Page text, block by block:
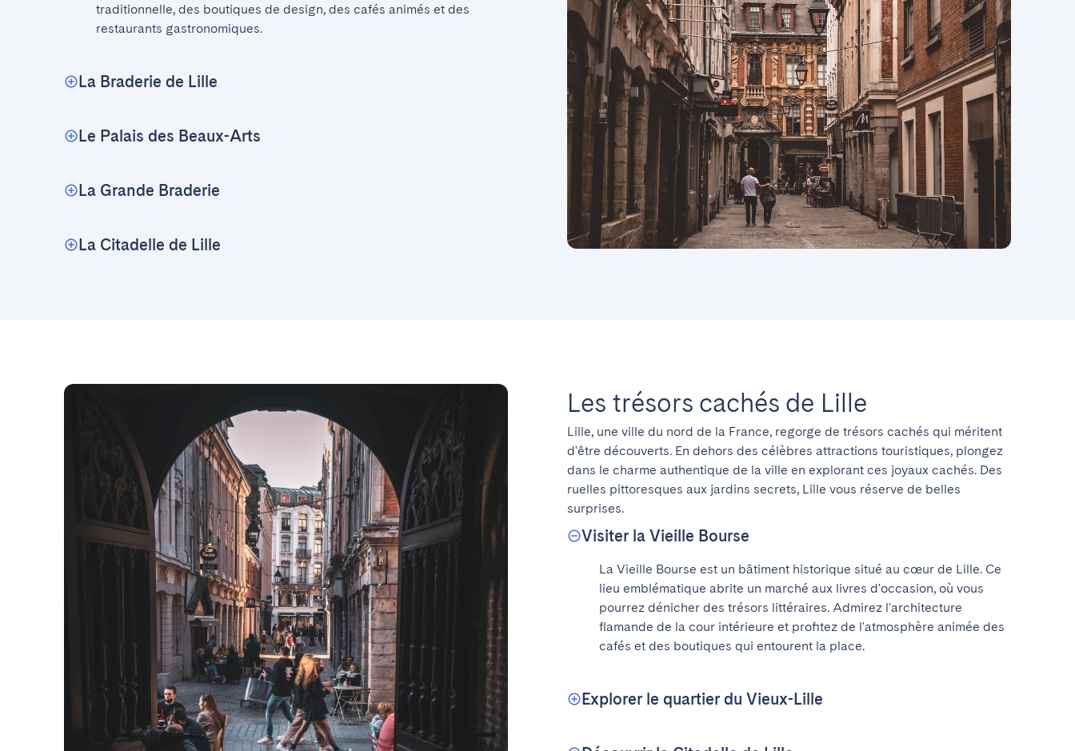
traditionnelle, des boutiques de design, des cafés animés et des
restaurants gastronomiques.
La Braderie de Lille
Le Palais des Beaux-Arts
La Grande Braderie
La Citadelle de Lille
Les trésors cachés de Lille
Lille, une ville du nord de la France, regorge de trésors cachés qui méritent
d'être découverts. En dehors des célèbres attractions touristiques, plongez
dans le charme authentique de la ville en explorant ces joyaux cachés. Des
ruelles pittoresques aux jardins secrets, Lille vous réserve de belles
surprises.
Visiter la Vieille Bourse
La Vieille Bourse est un bâtiment historique situé au cœur de Lille. Ce
lieu emblématique abrite un marché aux livres d'occasion, où vous
pourrez dénicher des trésors littéraires. Admirez l'architecture
flamande de la cour intérieure et profitez de l'atmosphère animée des
cafés et des boutiques qui entourent la place.
Explorer le quartier du Vieux-Lille